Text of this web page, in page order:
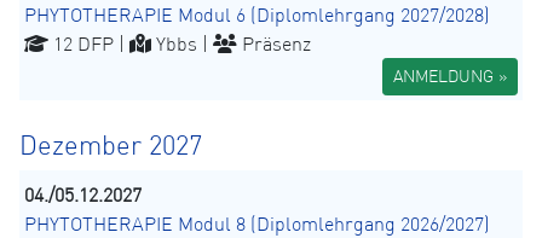
PHYTOTHERAPIE Modul 6 (Diplomlehrgang 2027/2028)
12 DFP |
Ybbs | Präsenz
ANMELDUNG »
Dezember 2027
04./05.12.2027
PHYTOTHERAPIE Modul 8 (Diplomlehrgang 2026/2027)